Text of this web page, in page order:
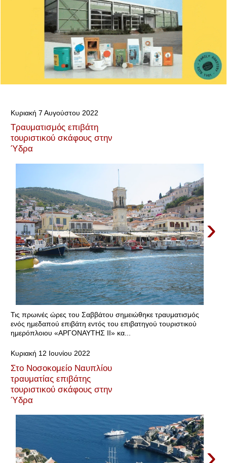
Κυριακή 7 Αυγούστου 2022
Τραυματισμός επιβάτη
τουριστικού σκάφους στην
Ύδρα
›
Τις πρωινές ώρες του Σαββάτου σημειώθηκε τραυματισμός
ενός ημεδαπού επιβάτη εντός του επιβατηγού τουριστικού
ημερόπλοιου «ΑΡΓΟΝΑΥΤΗΣ ΙΙ» κα...
Κυριακή 12 Ιουνίου 2022
Στο Νοσοκομείο Ναυπλίου
τραυματίας επιβάτης
τουριστικού σκάφους στην
Ύδρα